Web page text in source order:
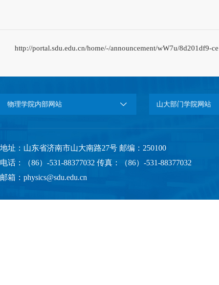
http://portal.sdu.edu.cn/home/-/announcement/wW7u/8d201df9-
物理学院内部网站 山大部门学院网站
地址：山东省济南市山大南路27号 邮编：250100
电话：（86）-531-88377032 传真：（86）-531-88377032
邮箱：physics@sdu.edu.cn